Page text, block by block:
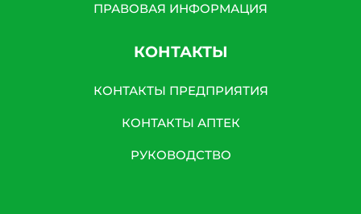
ПРАВОВАЯ ИНФОРМАЦИЯ
КОНТАКТЫ
КОНТАКТЫ ПРЕДПРИЯТИЯ
КОНТАКТЫ АПТЕК
РУКОВОДСТВО